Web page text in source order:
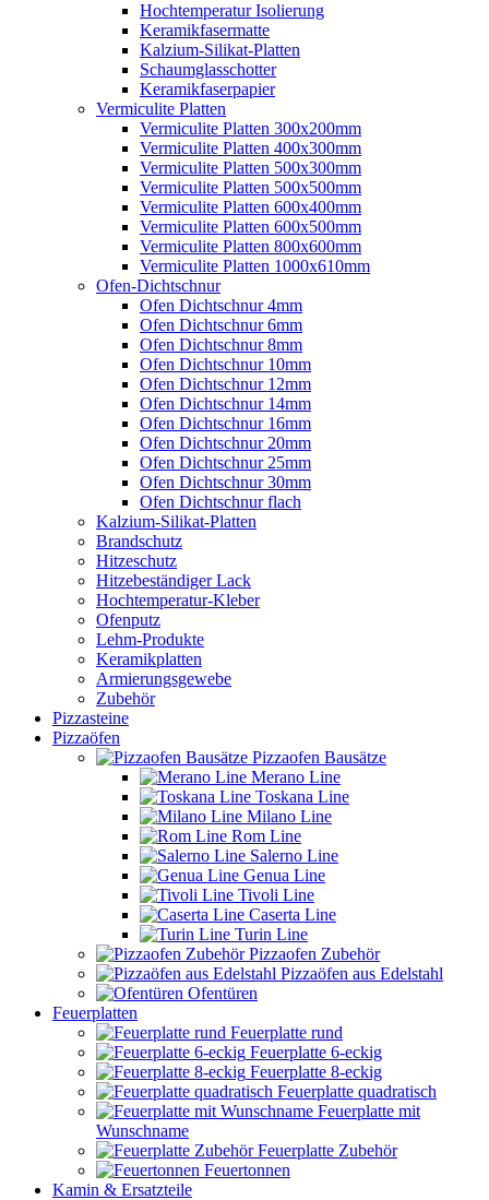
Hochtemperatur Isolierung
Keramikfasermatte
Kalzium-Silikat-Platten
Schaumglasschotter
Keramikfaserpapier
Vermiculite Platten
Vermiculite Platten 300x200mm
Vermiculite Platten 400x300mm
Vermiculite Platten 500x300mm
Vermiculite Platten 500x500mm
Vermiculite Platten 600x400mm
Vermiculite Platten 600x500mm
Vermiculite Platten 800x600mm
Vermiculite Platten 1000x610mm
Ofen-Dichtschnur
Ofen Dichtschnur 4mm
Ofen Dichtschnur 6mm
Ofen Dichtschnur 8mm
Ofen Dichtschnur 10mm
Ofen Dichtschnur 12mm
Ofen Dichtschnur 14mm
Ofen Dichtschnur 16mm
Ofen Dichtschnur 20mm
Ofen Dichtschnur 25mm
Ofen Dichtschnur 30mm
Ofen Dichtschnur flach
Kalzium-Silikat-Platten
Brandschutz
Hitzeschutz
Hitzebeständiger Lack
Hochtemperatur-Kleber
Ofenputz
Lehm-Produkte
Keramikplatten
Armierungsgewebe
Zubehör
Pizzasteine
Pizzaöfen
Pizzaofen Bausätze
Merano Line
Toskana Line
Milano Line
Rom Line
Salerno Line
Genua Line
Tivoli Line
Caserta Line
Turin Line
Pizzaofen Zubehör
Pizzaöfen aus Edelstahl
Ofentüren
Feuerplatten
Feuerplatte rund
Feuerplatte 6-eckig
Feuerplatte 8-eckig
Feuerplatte quadratisch
Feuerplatte mit
Wunschname
Feuerplatte Zubehör
Feuertonnen
Kamin & Ersatzteile